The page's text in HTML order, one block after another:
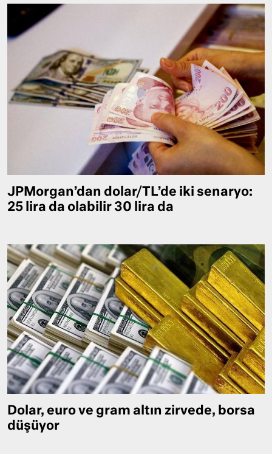
JPMorgan’dan dolar/TL’de iki senaryo:
25 lira da olabilir 30 lira da
Dolar, euro ve gram altın zirvede, borsa
düşüyor